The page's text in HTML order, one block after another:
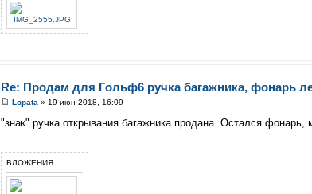
Re: Продам для Гольф6 ручка багажника, фонарь
Lopata» 19 июн 2018, 16:09
"знак" ручка открывания багажника продана. Остался фонарь,
ВЛОЖЕНИЯ